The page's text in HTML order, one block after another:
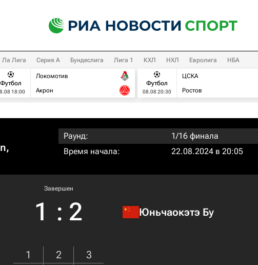
Ла Лига Серия А Бундеслига Лига 1 КХЛ НХЛ Евролига НБА
Футбол
18:00
Локомотив
Акрон
Футбол
08.08 20:30
ЦСКА
Ростов
Раунд:
1/16 финала
Время начала:
22.08.2024 в 20:05
Завершен
1 : 2 Юньчаокэтэ Бу
1 2
3